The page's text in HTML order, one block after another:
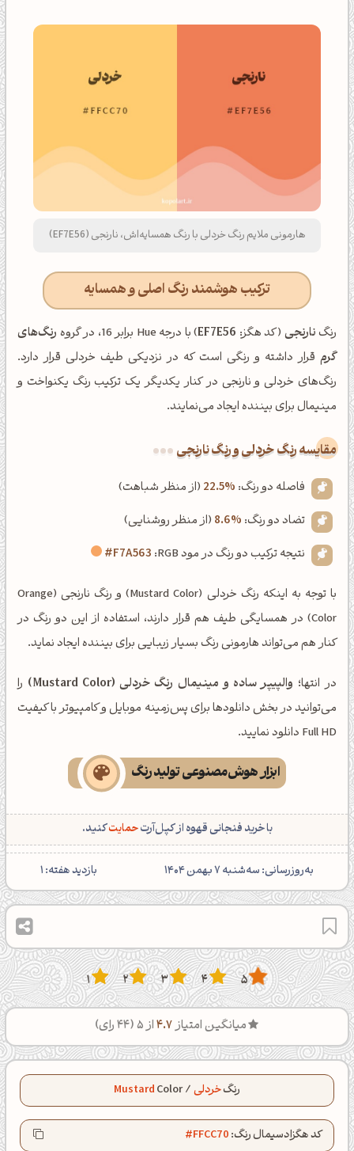
هارمونی ملایم رنگ خردلی با رنگ همسایه‌اش، نارنجی (EF7E56)
ترکیب هوشمند رنگ اصلی و همسایه
رنگنارنجی (کد هگز: EF7E56) با درجه Hue برابر 16، در گروه
رنگ‌های
گرم قرار داشته و رنگی است که در نزدیکی طیف خردلی قرار دارد.
رنگ‌های خردلی و نارنجی در کنار یکدیگر یک ترکیب رنگ یکنواخت و
مینیمال برای بیننده ایجاد می‌نمایند.
‌مقایسه رنگ خردلی و رنگ نارنجی
فاصله دو رنگ: 22.5% (از منظر شباهت)
تضاد دو رنگ: 8.6% (از منظر روشنایی)
نتیجه ترکیب دو رنگ در مود RGB:
#F7A563
با توجه به اینکه رنگ خردلی (Mustard Color) و رنگ نارنجی (Orange
Color) در همسایگی طیف هم قرار دارند، استفاده از این دو رنگ در
کنار هم می‌تواند هارمونی رنگ بسیار زیبایی برای بیننده ایجاد نماید.
در انتها؛ والپیپر ساده و مینیمال رنگ خردلی (Mustard Color)
را
می‌توانید در بخش دانلودها برای پس‌زمینه موبایل و کامپیوتر با کیفیت
Full HD دانلود نمایید.
ابزار هوش‌مصنوعی تولید رنگ
با خرید فنجانی قهوه از کپل‌آرتحمایتکنید.
‌به‌روزرسانی: سه‌شنبه 7 بهمن 1404 بازدید هفته:1
5
4
3
2
1
میانگین امتیاز4.7از 5 ( 44رای)
رنگخردلی/
Color
Mustard
کد هگزادسیمال رنگ:#FFCC70